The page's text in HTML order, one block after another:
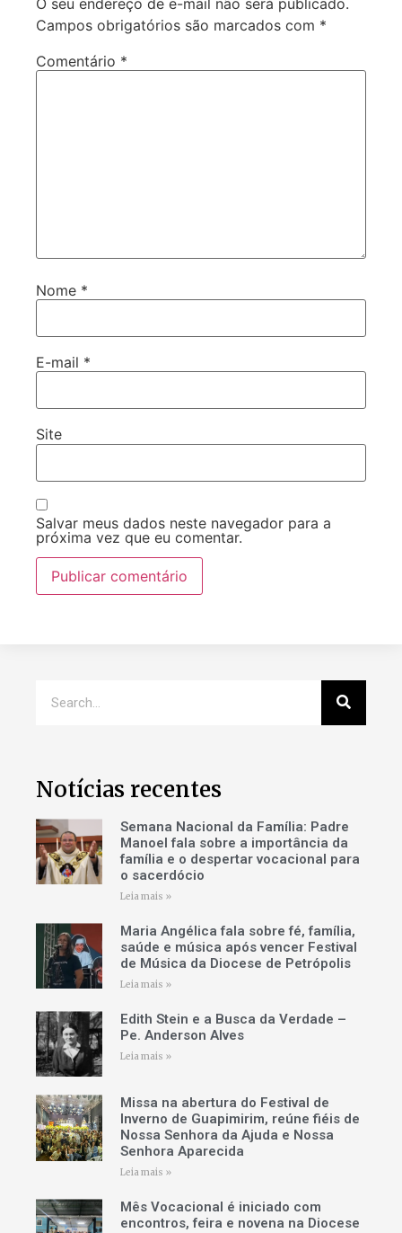
O seu endereço de e-mail não será publicado.
Campos obrigatórios são marcados com *
Comentário *
Nome *
E-mail *
Site
Salvar meus dados neste navegador para a
próxima vez que eu comentar.
Notícias recentes
Semana Nacional da Família: Padre
Manoel fala sobre a importância da
família e o despertar vocacional para
o sacerdócio
Leia mais »
Maria Angélica fala sobre fé, família,
saúde e música após vencer Festival
de Música da Diocese de Petrópolis
Leia mais »
Edith Stein e a Busca da Verdade –
Pe. Anderson Alves
Leia mais »
Missa na abertura do Festival de
Inverno de Guapimirim, reúne fiéis de
Nossa Senhora da Ajuda e Nossa
Senhora Aparecida
Leia mais »
Mês Vocacional é iniciado com
encontros, feira e novena na Diocese